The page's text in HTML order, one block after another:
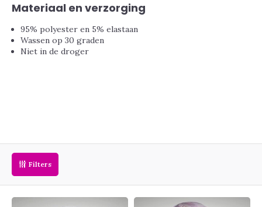
Materiaal en verzorging
95% polyester en 5% elastaan
Wassen op 30 graden
Niet in de droger
Filters